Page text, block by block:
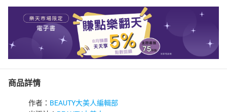
商品詳情
作者： BEAUTY大美人編輯部